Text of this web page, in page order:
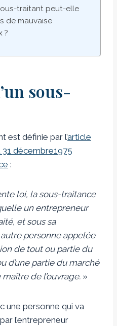
traitant peut-elle
de mauvaise
?
sous-
est définie par l’article
31 décembre1975
:
loi, la sous-traitance
un entrepreneur
et sous sa
personne appelée
de tout ou partie du
d’une partie du marché
de l’ouvrage. »
une personne qui va
l’entrepreneur